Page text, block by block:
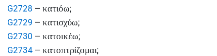
G2728 — κατιόω;
G2729 — κατισχύω;
G2730 — κατοικέω;
G2734 — κατοπτρίζομαι;